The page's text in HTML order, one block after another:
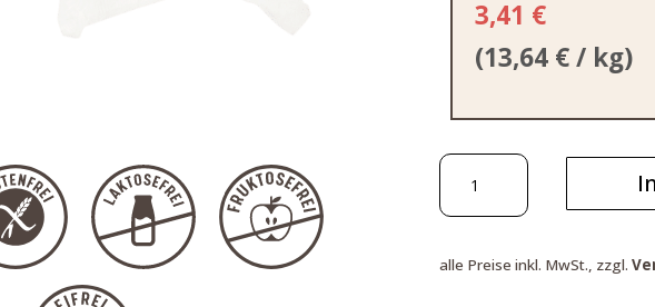
3,41 €
(13,64 €/ kg)
Braunhirse
Toastbrot
Saaten,
alle Preise inkl. MwSt., zzgl.